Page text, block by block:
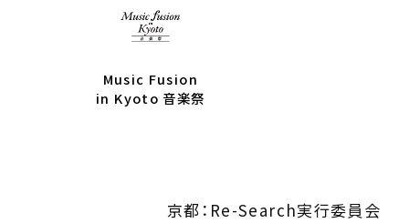
Music Fusion
in Kyoto 音楽祭
京都：Re-Search実行委員会